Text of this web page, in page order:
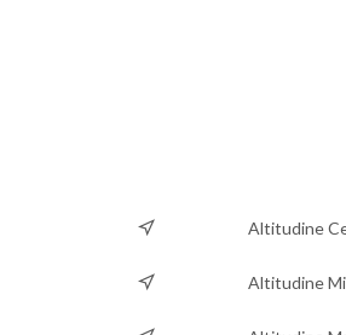
Altitudine
Altitudine